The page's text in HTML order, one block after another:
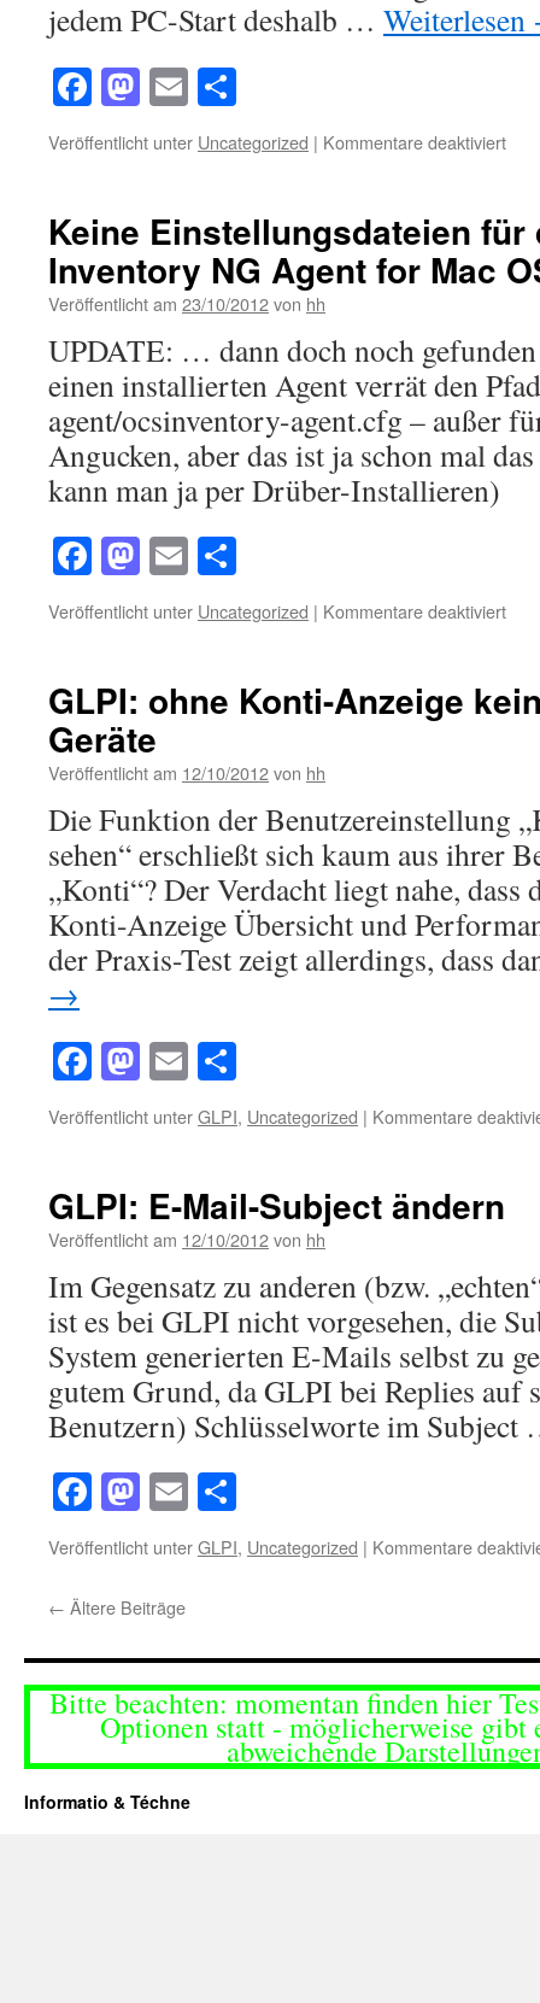
jedem PC-Start deshalb … Weiterlesen
Facebook
Mastodon
Email
Veröffentlicht unter Uncategorized | Kommentare deaktiviertfür
vs.
PC-
Keine Einstellungsdateien für
Inventory NG Agent for Mac
Veröffentlicht am 23/10/2012von hh
UPDATE: … dann doch noch
einen installierten Agent verrät den
agent/ocsinventory-agent.cfg – außer
Angucken, aber das ist ja schon mal
kann man ja per Drüber-Installieren)
Facebook
Mastodon
Email
Veröffentlicht unter Uncategorized | Kommentare deaktiviertfür
für
den
for
Mac
X?
GLPI: ohne Konti-Anzeige
Geräte
Veröffentlicht am 12/10/2012von hh
Die Funktion der Benutzereinstellung
sehen“ erschließt sich kaum aus ihrer
„Konti“? Der Verdacht liegt nahe, dass
Konti-Anzeige Übersicht und
der Praxis-Test zeigt allerdings, dass
→
Facebook
Mastodon
Email
Veröffentlicht unterGLPI, Uncategorized | Kommentare
GLPI: E-Mail-Subject ändern
Veröffentlicht am 12/10/2012von hh
Im Gegensatz zu anderen (bzw.
ist es bei GLPI nicht vorgesehen, die
System generierten E-Mails selbst zu
gutem Grund, da GLPI bei Replies auf
Benutzern) Schlüsselworte im
Facebook
Mastodon
Email
Veröffentlicht unterGLPI, Uncategorized | Kommentare
← Ältere Beiträge
Bitte beachten: momentan finden hier
Optionen statt - möglicherweise gibt
abweichende
Informatio & Téchne